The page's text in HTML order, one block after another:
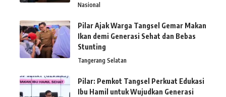
Nasional
Pilar Ajak Warga Tangsel Gemar Makan
Ikan demi Generasi Sehat dan Bebas
Stunting
Tangerang Selatan
Pilar: Pemkot Tangsel Perkuat Edukasi
Ibu Hamil untuk Wujudkan Generasi